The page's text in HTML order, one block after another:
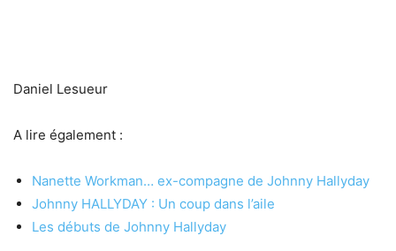
Daniel Lesueur
A lire également :
Nanette Workman… ex-compagne de Johnny Hallyday
Johnny HALLYDAY : Un coup dans l’aile
Les débuts de Johnny Hallyday